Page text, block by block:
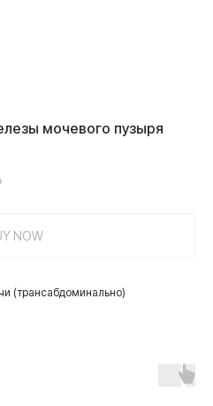
мочевого пузыря
NOW
(трансабдоминально)